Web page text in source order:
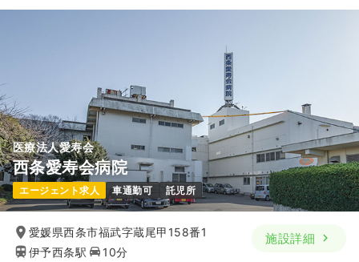
気になる 詳細を見る
外来保健師 一般＋療養
日勤のみ（常勤）
25.8万円〜 /月 賞与4.2ヶ月
※経験5年の例
時間 8:30～17:00（休憩60分）
医療法人愛寿会
西条愛寿会病院
エージェント求人 車通勤可 託児所
愛媛県西条市福武字蔵尾甲158番1
伊予西条駅
10分
施設詳細